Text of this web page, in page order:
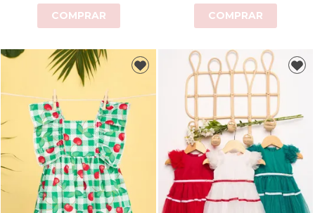
COMPRAR COMPRAR